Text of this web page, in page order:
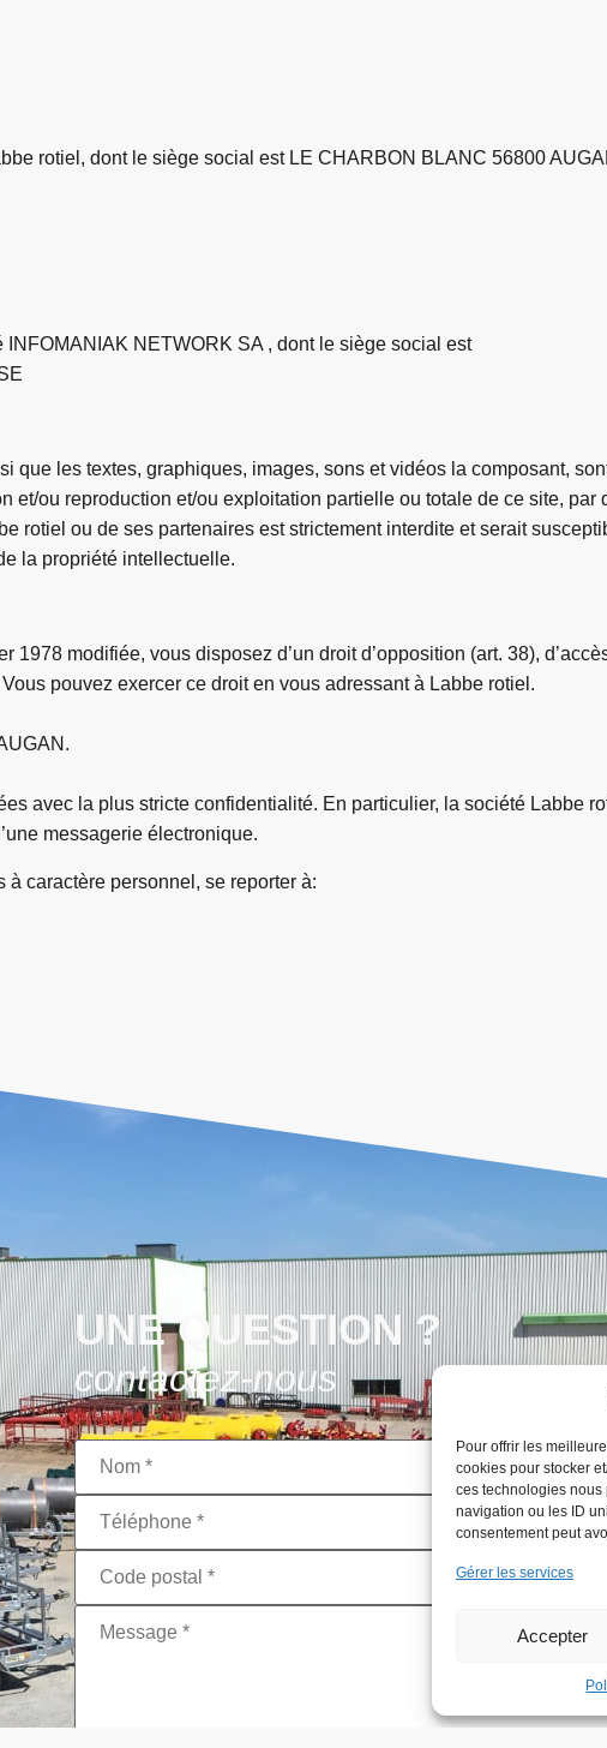
Pour offrir les
cookies pour stocker
ces technologies nous
navigation ou les ID
consentement peut
Gérer les services
Accepter
rotiel, dont le siège social est LE CHARBON BLANC 56800
NETWORK SA , dont le siège social est
que les textes, graphiques, images, sons et vidéos la composant,
et/ou reproduction et/ou exploitation partielle ou totale de ce site, par
rotiel ou de ses partenaires est strictement interdite et serait
la propriété intellectuelle.
modifiée, vous disposez d’un droit d’opposition (art. 38),
pouvez exercer ce droit en vous adressant à Labbe rotiel.
avec la plus stricte confidentialité. En particulier, la société Labbe
messagerie électronique.
à caractère personnel, se reporter à:
UNE QUESTION ?
contactez-nous
E-
mail *
Sujet *
postal *